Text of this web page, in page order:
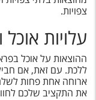
צפויות.
עלויות אוכל
ההוצאות על אוכל
ללכת. עם זאת, אם
ארוחה אחת פחות
את התקציב שלכם